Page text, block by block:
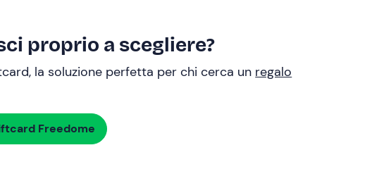
proprio a scegliere?
la soluzione perfetta per chi cerca un regalo
Freedome